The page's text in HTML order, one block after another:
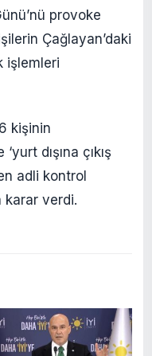
provoke
Çağlayan’daki
işlemleri
kişinin
dışına çıkış
adli kontrol
karar verdi.